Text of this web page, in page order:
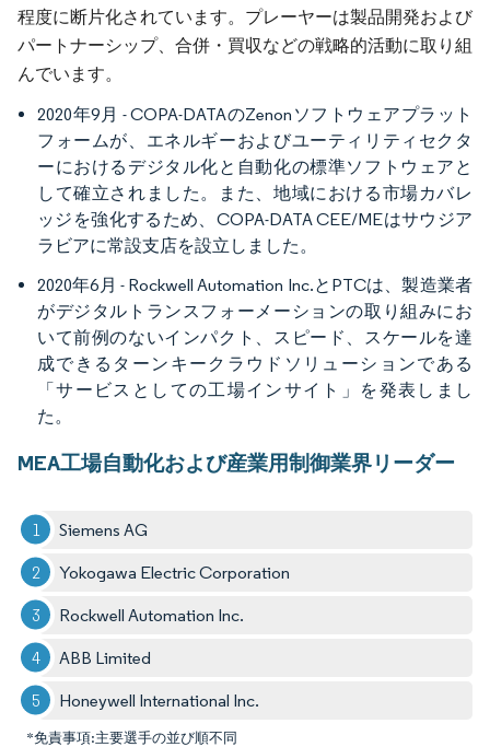
程度に断片化されています。プレーヤーは製品開発および
パートナーシップ、合併・買収などの戦略的活動に取り組
んでいます。
2020年9月 - COPA-DATAのZenonソフトウェアプラット
フォームが、エネルギーおよびユーティリティセクタ
ーにおけるデジタル化と自動化の標準ソフトウェアと
して確立されました。また、地域における市場カバレ
ッジを強化するため、COPA-DATA CEE/MEはサウジア
ラビアに常設支店を設立しました。
2020年6月 - Rockwell Automation Inc.とPTCは、製造業者
がデジタルトランスフォーメーションの取り組みにお
いて前例のないインパクト、スピード、スケールを達
成できるターンキークラウドソリューションである
「サービスとしての工場インサイト」を発表しまし
た。
MEA工場自動化および産業用制御業界リーダー
Siemens AG
Yokogawa Electric Corporation
Rockwell Automation Inc.
ABB Limited
Honeywell International Inc.
*免責事項:主要選手の並び順不同